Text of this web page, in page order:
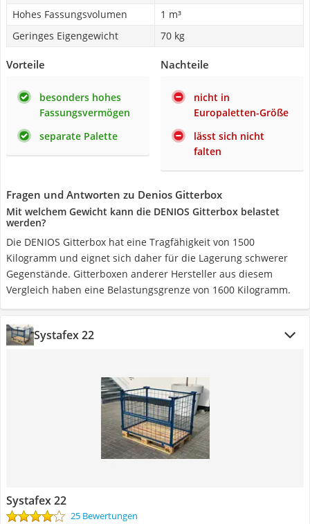
Hohes Fassungsvolumen
1 m³
Geringes Eigengewicht
70 kg
Vorteile
besonders hohes
Fassungsvermögen
separate Palette
Nachteile
nicht in
Europaletten-Größe
lässt sich nicht
falten
Fragen und Antworten zu Denios Gitterbox
Mit welchem Gewicht kann die DENIOS Gitterbox belastet
werden?
Die DENIOS Gitterbox hat eine Tragfähigkeit von 1500
Kilogramm und eignet sich daher für die Lagerung schwerer
Gegenstände. Gitterboxen anderer Hersteller aus diesem
Vergleich haben eine Belastungsgrenze von 1600 Kilogramm.
Systafex 22
Systafex 22
25 Bewertungen